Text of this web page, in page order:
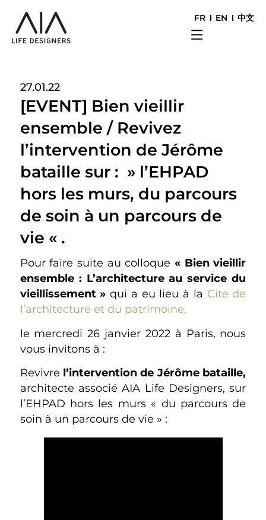
FR EN 中文
27.01.22
[EVENT] Bien vieillir
ensemble / Revivez
l’intervention de Jérôme
bataille sur : » l’EHPAD
hors les murs, du parcours
de soin à un parcours de
vie « .
Pour faire suite au colloque« Bien vieillir
ensemble : L’architecture au service du
vieillissement » qui a eu lieu à la Cite de
l’architecture et du patrimoine,
le mercredi 26 janvier 2022 à Paris, nous
vous invitons à :
Revivre l’intervention de Jérôme bataille,
architecte associé AIA Life Designers, sur
l’EHPAD hors les murs « du parcours de
soin à un parcours de vie » :